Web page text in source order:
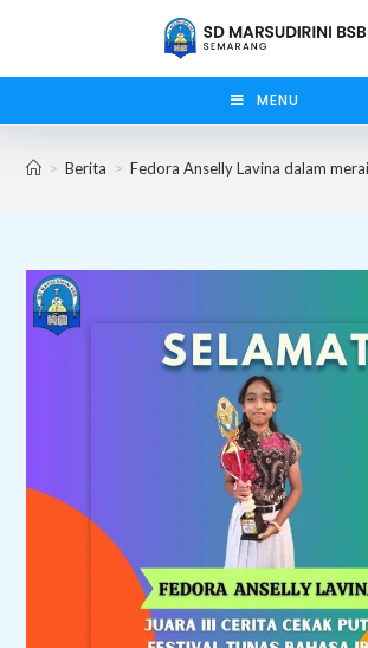
content
MENU
> Berita > Fedora Anselly Lavina dalam